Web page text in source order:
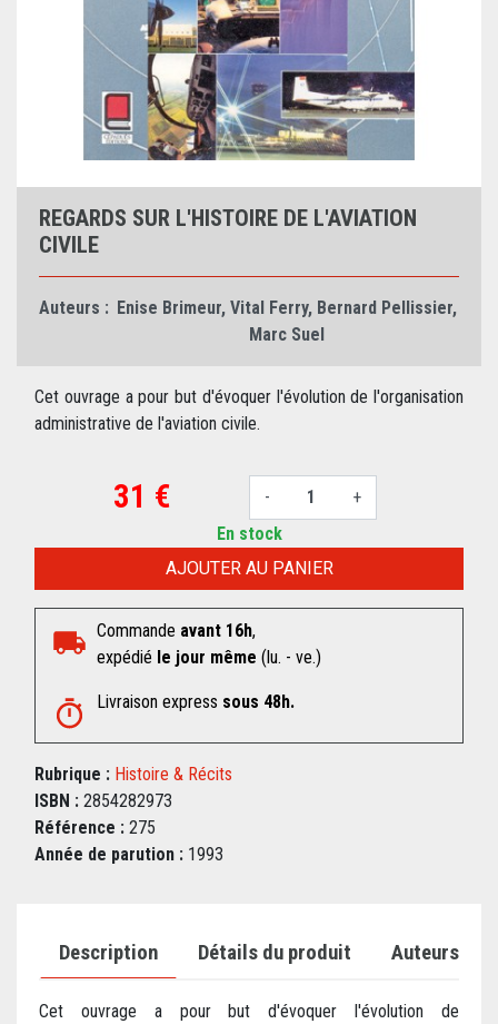
REGARDS SUR L'HISTOIRE DE L'AVIATION
CIVILE
Auteurs : Enise Brimeur, Vital Ferry, Bernard Pellissier,
Marc Suel
Cet ouvrage a pour but d'évoquer l'évolution de l'organisation
administrative de l'aviation civile.
31 € - +
AJOUTER AU PANIER
En stock
Commande avant 16h,
expédié le jour même (lu. - ve.)
Livraison express sous 48h.
Rubrique : Histoire & Récits
ISBN : 2854282973
Référence : 275
Année de parution : 1993
Description Détails du produit Auteurs
Cet ouvrage a pour but d'évoquer l'évolution de